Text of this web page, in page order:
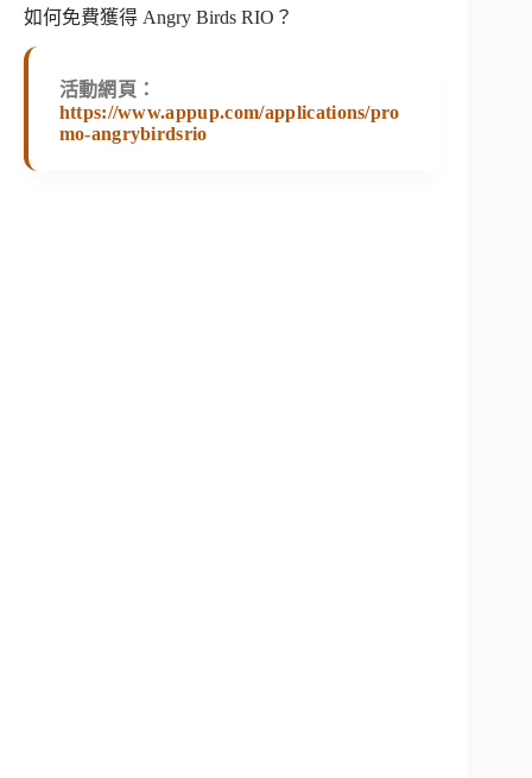
如何免費獲得 Angry Birds RIO？
活動網頁：
https://www.appup.com/applications/pro
mo-angrybirdsrio